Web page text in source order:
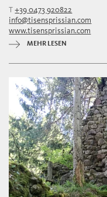
T+39 0473 920822
info@tisensprissian.com
www.tisensprissian.com
MEHR LESEN